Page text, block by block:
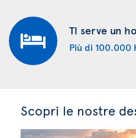
Ti serve un
Più di
Scopri le nostre